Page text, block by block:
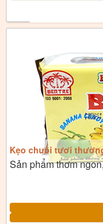
Kẹo chuối tươi
Sản phẩm thơm